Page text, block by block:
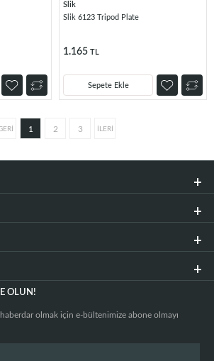
Slik
Slik 6123 Tripod Plate
1.165 TL
Sepete Ekle
1 2 3
OLUN!
olmak için e-bültenimize abone olmayı